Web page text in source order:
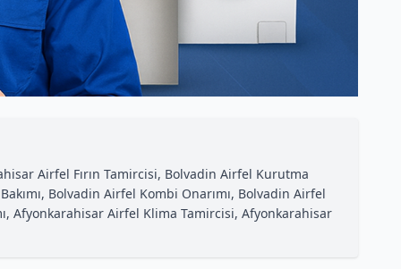
Airfel Fırın Tamircisi, Bolvadin Airfel Kurutma
Bolvadin Airfel Kombi Onarımı, Bolvadin Airfel
Afyonkarahisar Airfel Klima Tamircisi, Afyonkarahisar